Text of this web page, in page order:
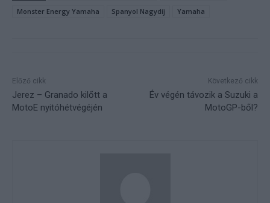
Monster Energy Yamaha
Spanyol Nagydíj Yamaha
Előző cikk
Jerez – Granado kilőtt a
MotoE nyitóhétvégéjén
Következő cikk
Év végén távozik a Suzuki a
MotoGP-ből?